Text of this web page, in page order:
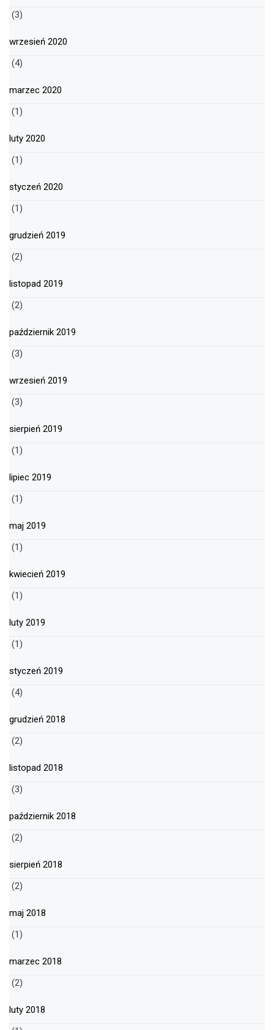
(3)
wrzesień 2020
(4)
marzec 2020
(1)
luty 2020
(1)
styczeń 2020
(1)
grudzień 2019
(2)
listopad 2019
(2)
październik 2019
(3)
wrzesień 2019
(3)
sierpień 2019
(1)
lipiec 2019
(1)
maj 2019
(1)
kwiecień 2019
(1)
luty 2019
(1)
styczeń 2019
(4)
grudzień 2018
(2)
listopad 2018
(3)
październik 2018
(2)
sierpień 2018
(2)
maj 2018
(1)
marzec 2018
(2)
luty 2018